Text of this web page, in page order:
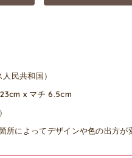
民共和国）
x マチ 6.5cm
所によってデザインや色の出方が